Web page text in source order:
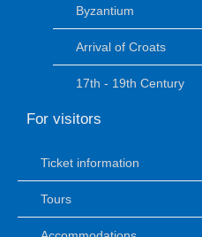
Byzantium
Arrival of Croats
17th - 19th Century
For visitors
Ticket information
Tours